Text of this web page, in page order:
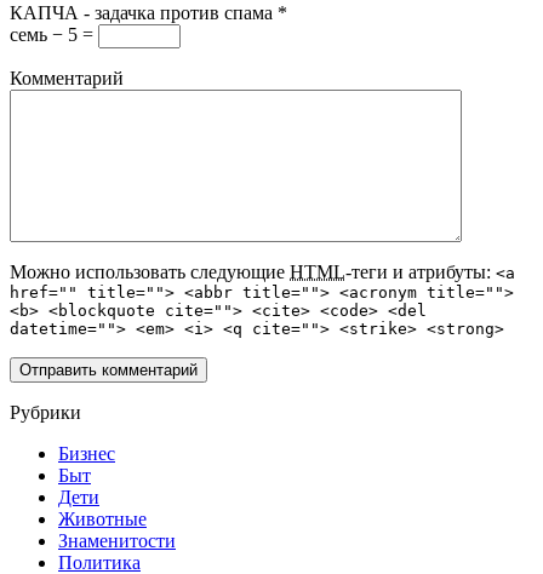
КАПЧА - задачка против спама *
семь − 5 =
Комментарий
Можно использовать следующие HTML-теги и атрибуты: <a
href="" title=""> <abbr title=""> <acronym title="">
<b> <blockquote cite=""> <cite> <code> <del
datetime=""> <em> <i> <q cite=""> <strike> <strong>
Рубрики
Бизнес
Быт
Дети
Животные
Знаменитости
Политика